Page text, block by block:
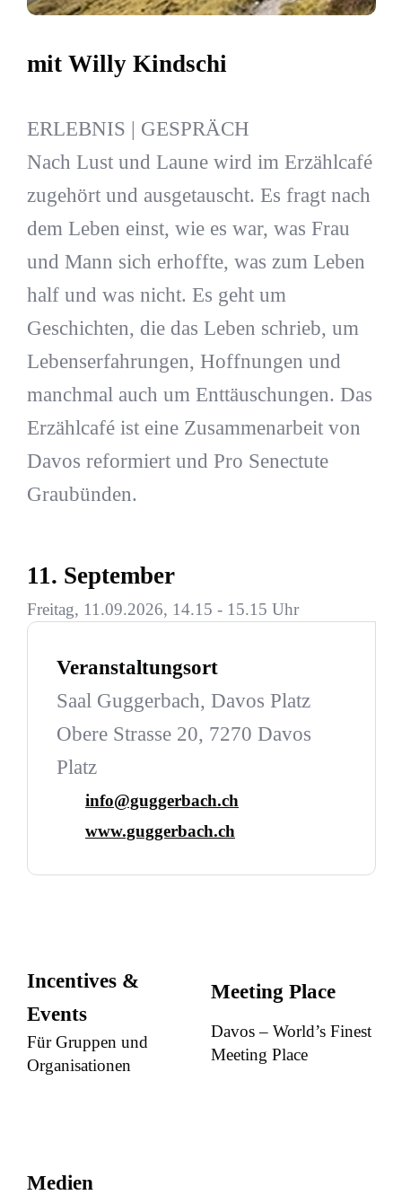
mit Willy Kindschi
ERLEBNIS | GESPRÄCH
Nach Lust und Laune wird im Erzählcafé
zugehört und ausgetauscht. Es fragt nach
dem Leben einst, wie es war, was Frau
und Mann sich erhoffte, was zum Leben
half und was nicht. Es geht um
Geschichten, die das Leben schrieb, um
Lebenserfahrungen, Hoffnungen und
manchmal auch um Enttäuschungen. Das
Erzählcafé ist eine Zusammenarbeit von
Davos reformiert und Pro Senectute
Graubünden.
11. September
Freitag, 11.09.2026, 14.15 - 15.15 Uhr
Veranstaltungsort
Saal Guggerbach, Davos Platz
Obere Strasse 20, 7270 Davos
Platz
info@guggerbach.ch
www.guggerbach.ch
Incentives &
Events
Für Gruppen und
Organisationen
Meeting Place
Davos – World’s Finest
Meeting Place
Medien